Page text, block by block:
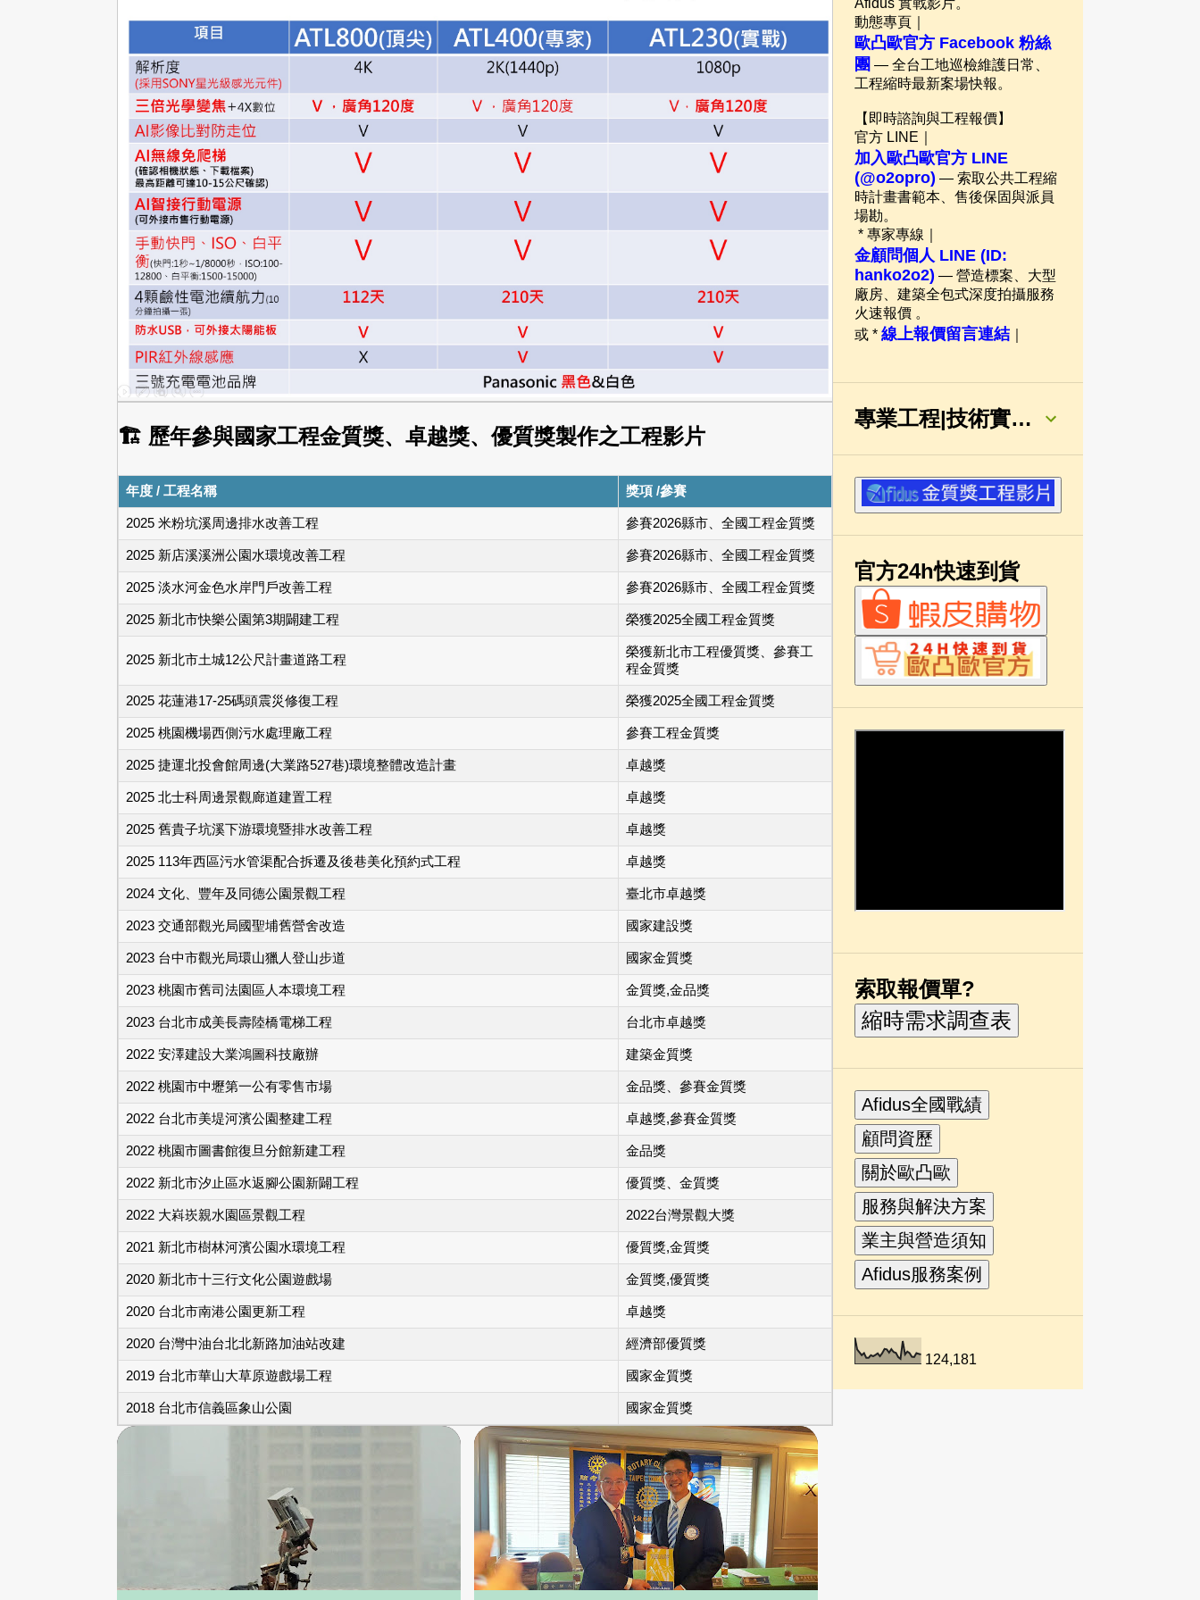
🏗 歷年參與國家工程金質獎、卓越獎、優質獎製作之工程影片
年度 / 工程名稱 獎項 /參賽
2025 米粉坑溪周邊排水改善工程 參賽2026縣市、全國工程金質獎
2025 新店溪溪洲公園水環境改善工程 參賽2026縣市、全國工程金質獎
2025 淡水河金色水岸門戶改善工程 參賽2026縣市、全國工程金質獎
2025 新北市快樂公園第3期闢建工程 榮獲2025全國工程金質獎
2025 新北市土城12公尺計畫道路工程
榮獲新北市工程優質獎、參賽工
程金質獎
2025 花蓮港17-25碼頭震災修復工程 榮獲2025全國工程金質獎
2025 桃園機場西側污水處理廠工程 參賽工程金質獎
2025 捷運北投會館周邊(大業路527巷)環境整體改造計畫 卓越獎
2025 北士科周邊景觀廊道建置工程 卓越獎
2025 舊貴子坑溪下游環境暨排水改善工程 卓越獎
2025 113年西區污水管渠配合拆遷及後巷美化預約式工程 卓越獎
2024 文化、豐年及同德公園景觀工程 臺北市卓越獎
2023 交通部觀光局國聖埔舊營舍改造 國家建設獎
2023 台中市觀光局環山獵人登山步道 國家金質獎
2023 桃園市舊司法園區人本環境工程 金質獎,金品獎
2023 台北市成美長壽陸橋電梯工程 台北市卓越獎
2022 安澤建設大業鴻圖科技廠辦 建築金質獎
2022 桃園市中壢第一公有零售市場 金品獎、參賽金質獎
2022 台北市美堤河濱公園整建工程 卓越獎,參賽金質獎
2022 桃園市圖書館復旦分館新建工程 金品獎
2022 新北市汐止區水返腳公園新闢工程 優質獎、金質獎
2022 大嵙崁親水園區景觀工程 2022台灣景觀大獎
2021 新北市樹林河濱公園水環境工程 優質獎,金質獎
2020 新北市十三行文化公園遊戲場 金質獎,優質獎
2020 台北市南港公園更新工程 卓越獎
2020 台灣中油台北北新路加油站改建 經濟部優質獎
2019 台北市華山大草原遊戲場工程 國家金質獎
2018 台北市信義區象山公園 國家金質獎
動態專頁｜
歐凸歐官方 Facebook 粉絲
團 — 全台工地巡檢維護日常、
工程縮時最新案場快報。
【即時諮詢與工程報價】
官方 LINE｜
加入歐凸歐官方 LINE
(@o2opro) — 索取公共工程縮
時計畫書範本、售後保固與派員
場勘。
* 專家專線｜
金顧問個人 LINE (ID:
hanko2o2) — 營造標案、大型
廠房、建築全包式深度拍攝服務
火速報價 。
或 * 線上報價留言連結
專業工程|技術實績分類
官方24h快速到貨
索取報價單?
124,181